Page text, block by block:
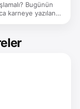
Bugünün
karneye yazılan…